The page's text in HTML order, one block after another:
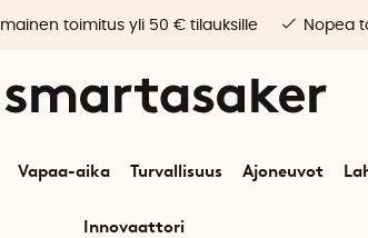
Vapaa-aika Turvallisuus Ajoneuvot
Innovaattori
Ilmainen toimitus yli 50 € tilauksille Nopea
Tiskitarvikkeet